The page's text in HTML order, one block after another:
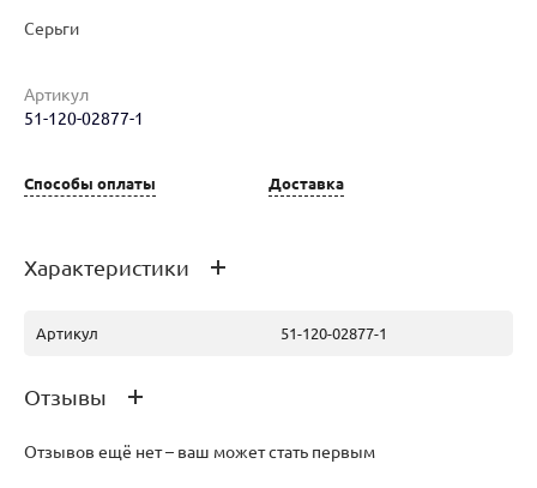
Серьги (30128118)
Серьги (30246812)
Серьги
Артикул
51-120-02877-1
Способы оплаты Доставка
Характеристики
Артикул 51-120-02877-1
Отзывы
Отзывов ещё нет – ваш может стать первым